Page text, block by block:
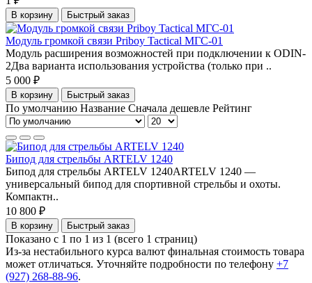
В корзину Быстрый заказ
Модуль громкой связи Priboy Tactical МГС-01
Модуль расширения возможностей при подключении к ODIN-
2Два варианта использования устройства (только при ..
5 000 ₽
В корзину Быстрый заказ
По умолчанию Название Сначала дешевле Рейтинг
Бипод для стрельбы ARTELV 1240
Бипод для стрельбы ARTELV 1240ARTELV 1240 —
универсальный бипод для спортивной стрельбы и охоты.
Компактн..
10 800 ₽
В корзину Быстрый заказ
Показано с 1 по 1 из 1 (всего 1 страниц)
Из-за нестабильного курса валют финальная стоимость товара
может отличаться. Уточняйте подробности по телефону +7
(927) 268-88-96.